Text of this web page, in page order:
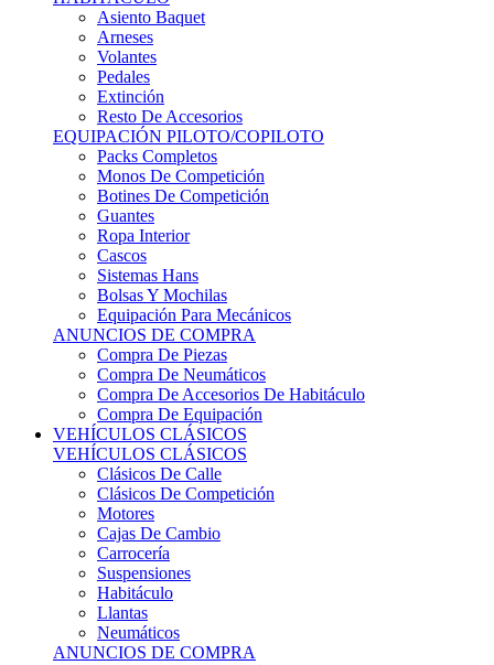
Equipación Para Mecánicos
ANUNCIOS DE COMPRA
Compra De Piezas
Compra De Neumáticos
Compra De Accesorios De Habitáculo
Compra De Equipación
VEHÍCULOS CLÁSICOS
VEHÍCULOS CLÁSICOS
Clásicos De Calle
Clásicos De Competición
Motores
Cajas De Cambio
Carrocería
Suspensiones
Habitáculo
Llantas
Neumáticos
ANUNCIOS DE COMPRA
Compra De Competición
Compra De Calle
Compra De Piezas
KARTING
KARTING
Karts Completos Alevín
Karts Completos Cadete
Karts Completos Junior
Karts Completos Senior
Superkart
Karts Completos Hobbye
Remolques
PIEZAS Y EQUIPACIONES
Mecanica
Chasis Y Repuestos